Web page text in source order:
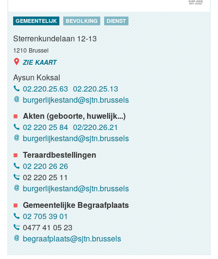
GEMEENTELIJK BEVOLKING DIENST
Sterrenkundelaan 12-13
1210 Brussel
ZIE KAART
Aysun Koksal
02.220.25.63 02.220.25.13
burgerlijkestand@sjtn.brussels
Akten (geboorte, huwelijk...)
02 220 25 84 02/220.26.21
burgerlijkestand@sjtn.brussels
Teraardbestellingen
02 220 26 26
02 220 25 11
burgerlijkestand@sjtn.brussels
Gemeentelijke Begraafplaats
02 705 39 01
0477 41 05 23
begraafplaats@sjtn.brussels